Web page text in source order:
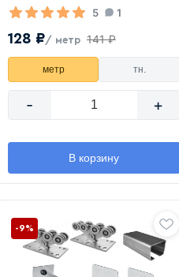
5 1
128 ₽/ метр 141 ₽
метр тн.
- +
В корзину
-9%